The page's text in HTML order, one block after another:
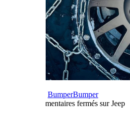
BumperBumper
Commentaires fermés sur Jeep